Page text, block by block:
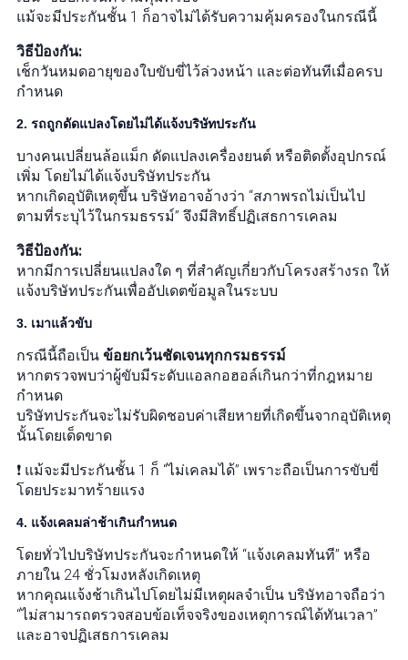
แม้จะมีประกันชั้น 1 ก็อาจไม่ได้รับความคุ้มครองในกรณีนี้
วิธีป้องกัน:
เช็กวันหมดอายุของใบขับขี่ไว้ล่วงหน้า และต่อทันทีเมื่อครบ
กำหนด
2. รถถูกดัดแปลงโดยไม่ได้แจ้งบริษัทประกัน
บางคนเปลี่ยนล้อแม็ก ดัดแปลงเครื่องยนต์ หรือติดตั้งอุปกรณ์
เพิ่ม โดยไม่ได้แจ้งบริษัทประกัน
หากเกิดอุบัติเหตุขึ้น บริษัทอาจอ้างว่า “สภาพรถไม่เป็นไป
ตามที่ระบุไว้ในกรมธรรม์” จึงมีสิทธิ์ปฏิเสธการเคลม
วิธีป้องกัน:
หากมีการเปลี่ยนแปลงใด ๆ ที่สำคัญเกี่ยวกับโครงสร้างรถ ให้
แจ้งบริษัทประกันเพื่ออัปเดตข้อมูลในระบบ
3. เมาแล้วขับ
กรณีนี้ถือเป็น ข้อยกเว้นชัดเจนทุกกรมธรรม์
หากตรวจพบว่าผู้ขับมีระดับแอลกอฮอล์เกินกว่าที่กฎหมาย
กำหนด
บริษัทประกันจะไม่รับผิดชอบค่าเสียหายที่เกิดขึ้นจากอุบัติเหตุ
นั้นโดยเด็ดขาด
❗ แม้จะมีประกันชั้น 1 ก็ “ไม่เคลมได้” เพราะถือเป็นการขับขี่
โดยประมาทร้ายแรง
4. แจ้งเคลมล่าช้าเกินกำหนด
โดยทั่วไปบริษัทประกันจะกำหนดให้ “แจ้งเคลมทันที” หรือ
ภายใน 24 ชั่วโมงหลังเกิดเหตุ
หากคุณแจ้งช้าเกินไปโดยไม่มีเหตุผลจำเป็น บริษัทอาจถือว่า
“ไม่สามารถตรวจสอบข้อเท็จจริงของเหตุการณ์ได้ทันเวลา”
และอาจปฏิเสธการเคลม